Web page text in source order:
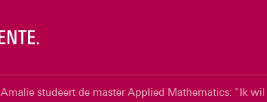
Amalie studeert de master Applied Mathematics: "Ik